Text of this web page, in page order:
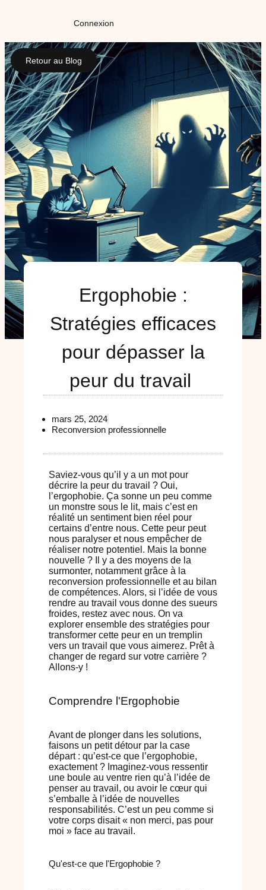
Connexion
Retour au Blog
Ergophobie :
Stratégies efficaces
pour dépasser la
peur du travail
mars 25, 2024
Reconversion professionnelle
Saviez-vous qu’il y a un mot pour
décrire la peur du travail ? Oui,
l’ergophobie. Ça sonne un peu comme
un monstre sous le lit, mais c’est en
réalité un sentiment bien réel pour
certains d’entre nous. Cette peur peut
nous paralyser et nous empêcher de
réaliser notre potentiel. Mais la bonne
nouvelle ? Il y a des moyens de la
surmonter, notamment grâce à la
reconversion professionnelle et au bilan
de compétences. Alors, si l’idée de vous
rendre au travail vous donne des sueurs
froides, restez avec nous. On va
explorer ensemble des stratégies pour
transformer cette peur en un tremplin
vers un travail que vous aimerez. Prêt à
changer de regard sur votre carrière ?
Allons-y !
Comprendre l'Ergophobie
Avant de plonger dans les solutions,
faisons un petit détour par la case
départ : qu’est-ce que l’ergophobie,
exactement ? Imaginez-vous ressentir
une boule au ventre rien qu’à l’idée de
penser au travail, ou avoir le cœur qui
s’emballe à l’idée de nouvelles
responsabilités. C’est un peu comme si
votre corps disait « non merci, pas pour
moi » face au travail.
Qu'est-ce que l'Ergophobie ?